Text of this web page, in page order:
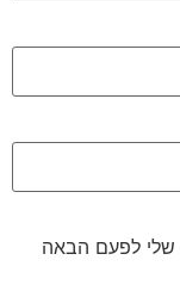
שלי לפעם הבאה